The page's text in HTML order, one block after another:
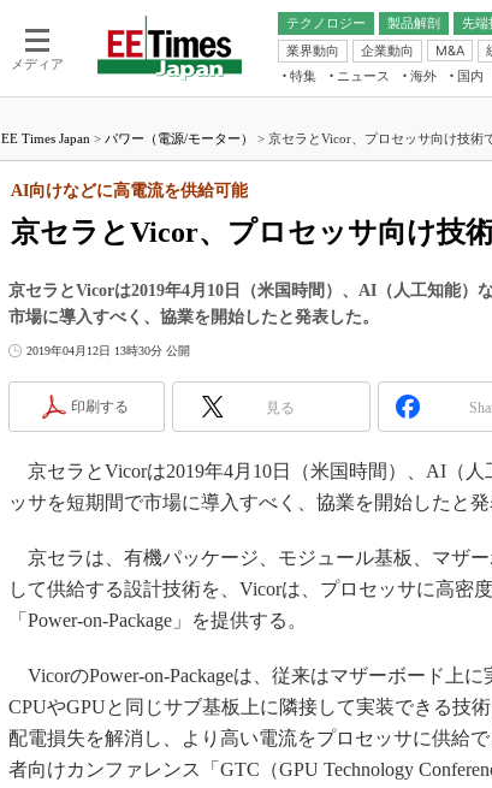
メディア
テクノロジー 製品解剖
先端
電池／エネルギー
アナログ
マイコン
業界動向
企業動向 M&A
フィ
読者
IoT
電
エレ
特集 ニュース 海外 国内
福田昭のデバイス通信
大山聡の業界スコープ
大原雄介のエレ・組み込みプレイバ
リタイア直前エンジニアの社会人大
学漂流記
踊るバズワード ～Behind the
Buzzword
で起こること
製品分解で探るアジアの新トレンド
光伝送技術を知る
“異端児エンジニア”が仕掛けた社内
改革、執念の180日
JASA発IoT通信
IHSアナリスト「未来展望」
「英語に愛されないエンジニア」の
ための新行動論
電子ブックレット
EE Times Japan > パワー（電源/モーター） > 京セラとVicor、プロセッサ向け技術
京セラとVicor、プロセッサ向け技
AI向けなどに高電流を供給可能
京セラとVicorは2019年4月10日（米国時間）、AI（人工知能）
市場に導入すべく、協業を開始したと発表した。
2019年04月12日 13時30分 公開
印刷する 見る
京セラとVicorは2019年4月10日（米国時間）、AI（
ッサを短期間で市場に導入すべく、協業を開始したと発
京セラは、有機パッケージ、モジュール基板、マザ
して供給する設計技術を、Vicorは、プロセッサに高密
「Power-on-Package」を提供する。
VicorのPower-on-Packageは、従来はマザーボード上に
CPUやGPUと同じサブ基板上に隣接して実装できる技
配電損失を解消し、より高い電流をプロセッサに供給
者向けカンファレンス「GTC（GPU Technology